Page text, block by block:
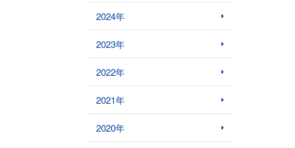
2024年
2023年
2022年
2021年
2020年